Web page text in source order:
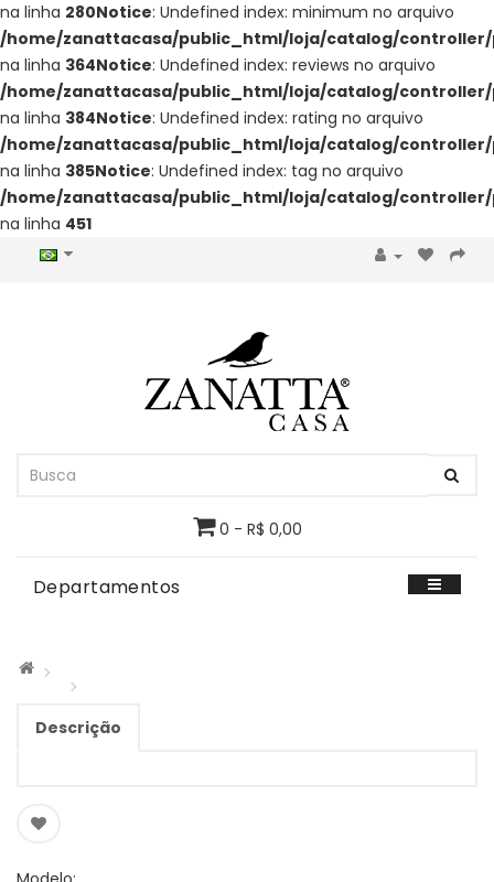
na linha 280Notice: Undefined index: minimum no arquivo
/home/zanattacasa/public_html/loja/catalog/
na linha 364Notice: Undefined index: reviews no arquivo
/home/zanattacasa/public_html/loja/catalog/
na linha 384Notice: Undefined index: rating no arquivo
/home/zanattacasa/public_html/loja/catalog/
na linha 385Notice: Undefined index: tag no arquivo
/home/zanattacasa/public_html/loja/catalog/
na linha 451
0 - R$ 0,00
Departamentos
Descrição